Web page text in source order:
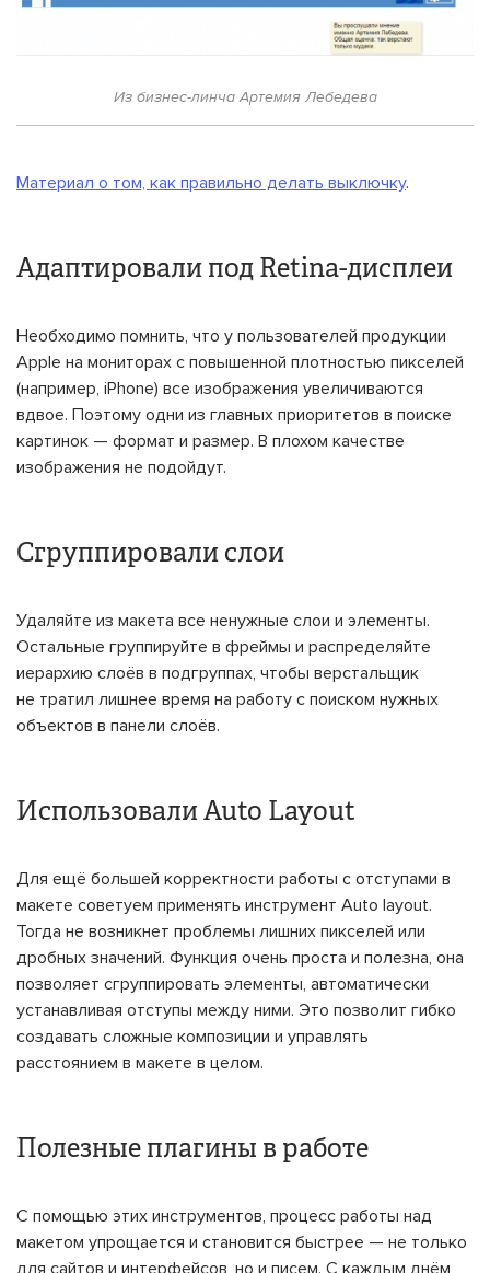
Из бизнес-линча Артемия Лебедева
Материал о том, как правильно делать выключку.
Адаптировали под Retina-дисплеи
Необходимо помнить, что у пользователей продукции
Apple на мониторах с повышенной плотностью пикселей
(например, iPhone) все изображения увеличиваются
вдвое. Поэтому одни из главных приоритетов в поиске
картинок — формат и размер. В плохом качестве
изображения не подойдут.
Сгруппировали слои
Удаляйте из макета все ненужные слои и элементы.
Остальные группируйте в фреймы и распределяйте
иерархию слоёв в подгруппах, чтобы верстальщик
не тратил лишнее время на работу с поиском нужных
объектов в панели слоёв.
Использовали Auto Layout
Для ещё большей корректности работы с отступами в
макете советуем применять инструмент Auto layout.
Тогда не возникнет проблемы лишних пикселей или
дробных значений. Функция очень проста и полезна, она
позволяет сгруппировать элементы, автоматически
устанавливая отступы между ними. Это позволит гибко
создавать сложные композиции и управлять
расстоянием в макете в целом.
Полезные плагины в работе
С помощью этих инструментов, процесс работы над
макетом упрощается и становится быстрее — не только
для сайтов и интерфейсов, но и писем. С каждым днём